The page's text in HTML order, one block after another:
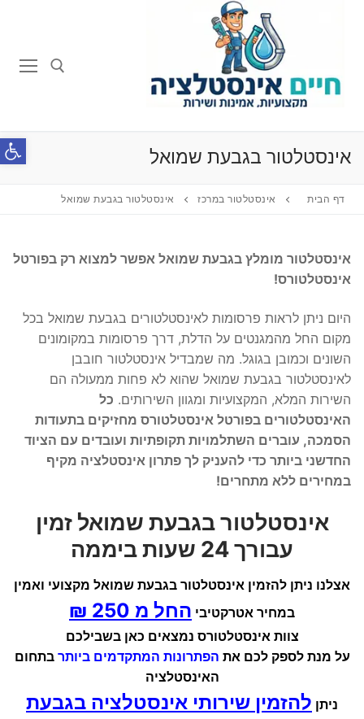
אינסטלטור בגבעת שמואל
דף הבית אינסטלטור במרכז אינסטלטור בגבעת שמואל
אינסטלטור מומלץ בגבעת שמואל אפשר למצוא רק בפורטל
אינסטלטורס!
היום ניתן לראות פרסומות לאינסטלטורים בגבעת שמואל בכל
מקום החל מהמגנטים על הדלת, דרך פרסומות במקומונים
השונים וכמובן בגוגל. מה שמבדיל אינסטלטור חובבן
לאינסטלטור בגבעת שמואל שהוא לא פחות ממעולה הם
השירות המלא, המקצועיות ומגוון השירותים. כל
האינסטלטורים בפורטל אינסטלטורס מחזיקים בתעודות
הסמכה, עוברים השתלמויות תקופתיות ועובדים עם הציוד
החדשני ביותר כדי להעניק לך פתרון אינסטלציה מקיף
במחירים ללא מתחרים!
אינסטלטור בגבעת שמואל זמין
עבורך 24 שעות ביממה
אצלנו ניתן להזמין אינסטלטור בגבעת שמואל מקצועי ואמין
במחיר אטרקטיבי החל מ 250 ₪
צוות אינסטלטורס נמצאים כאן בשבילכם
על מנת לספק לכם את הפתרונות המתקדמים ביותר בתחום
האינסטלציה
ניתן להזמין שירותי אינסטלציה בגבעת
פתח